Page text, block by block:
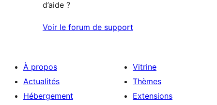
d’aide ?
Voir le forum de support
À propos
Actualités
Hébergement
Vitrine
Thèmes
Extensions